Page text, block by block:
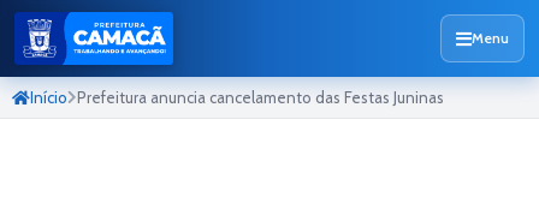
Menu
Início Prefeitura anuncia cancelamento das Festas Juninas